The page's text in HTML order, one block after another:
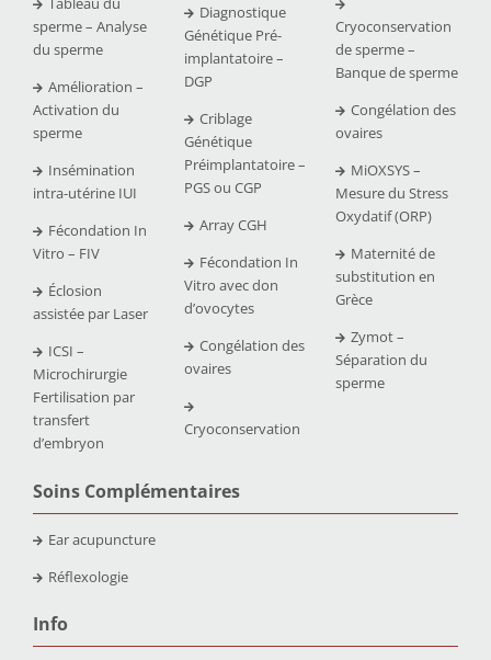
sperme – Analyse
du sperme
Amélioration –
Activation du
sperme
Insémination
intra-utérine IUI
Fécondation In
Vitro – FIV
Éclosion
assistée par Laser
ICSI –
Microchirurgie
Fertilisation par
transfert
d’embryon
Diagnostique
Génétique Pré-
implantatoire –
DGP
Criblage
Génétique
Préimplantatoire –
PGS ou CGP
Array CGH
Fécondation In
Vitro avec don
d’ovocytes
Congélation des
ovaires
Cryoconservation
Cryoconservation
de sperme –
Banque de sperme
Congélation des
ovaires
MiOXSYS –
Mesure du Stress
Oxydatif (ORP)
Maternité de
substitution en
Grèce
Zymot –
Séparation du
sperme
Soins Complémentaires
Ear acupuncture
Réflexologie
Info